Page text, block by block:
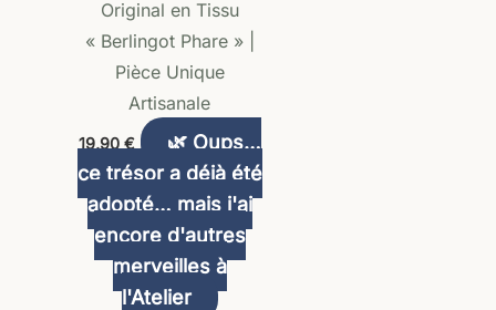
Original en Tissu
« Berlingot Phare » |
Pièce Unique
Artisanale
19,90 €
🌿 Oups…
ce trésor a déjà été
adopté… mais j'ai
encore d'autres
merveilles à
l'Atelier